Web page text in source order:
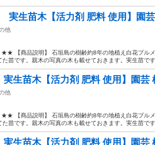
実生苗木【活力剤 肥料 使用】園
他
【商品説明】 石垣島の樹齢約8年の地植え白花プル
苗です。親木の写真の木も載せておきます。実生苗です
生苗木【活力剤 肥料 使用】園芸
他
【商品説明】 石垣島の樹齢約8年の地植え白花プル
苗です。親木の写真の木も載せておきます。実生苗です
生苗木【活力剤 肥料 使用】園芸